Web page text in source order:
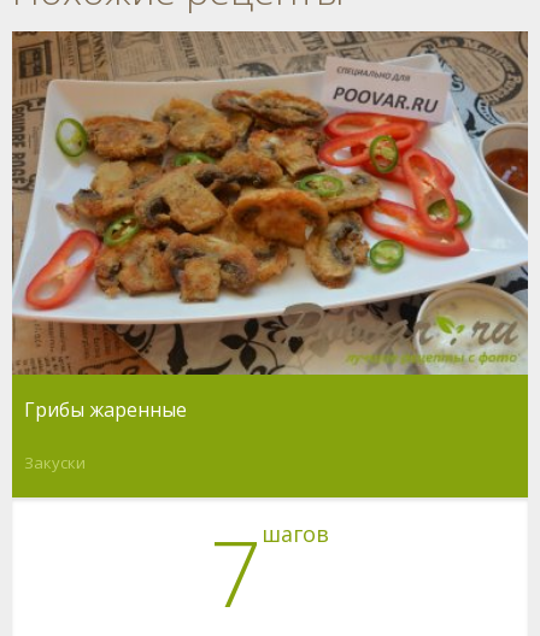
Грибы жаренные
Закуски
7 шагов